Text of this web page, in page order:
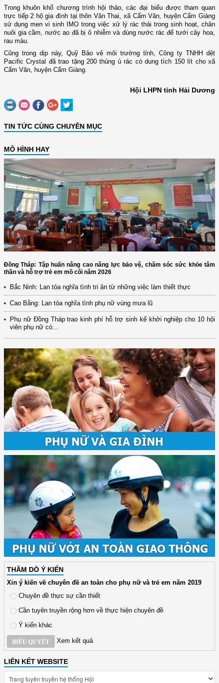
Trong khuôn khổ chương trình hội thảo, các đại biểu được tham quan
trực tiếp 2 hộ gia đình tại thôn Văn Thai, xã Cẩm Văn, huyện Cẩm Giàng
sử dụng men vi sinh IMO trong việc xử lý rác thải trong sinh hoạt, chăn
nuôi gia cầm, nước ao đã bị ô nhiễm và dùng nước rác để tưới cây hoa,
rau màu.
Cũng trong dịp này, Quỹ Bảo vệ môi trường tỉnh, Công ty TNHH dệt
Pacific Crystal đã trao tặng 200 thùng ủ rác có dung tích 150 lít cho xã
Cẩm Văn, huyện Cẩm Giàng.
Hội LHPN tỉnh Hải Dương
TIN TỨC CÙNG CHUYÊN MỤC
MÔ HÌNH HAY
Đồng Tháp: Tập huấn nâng cao năng lực bảo vệ, chăm sóc sức khỏe tâm
thần và hỗ trợ trẻ em mồ côi năm 2026
Bắc Ninh: Lan tỏa nghĩa tình tri ân từ những việc làm thiết thực
Cao Bằng: Lan tỏa nghĩa tình phụ nữ vùng mưa lũ
Phụ nữ Đồng Tháp trao kinh phí hỗ trợ sinh kế khởi nghiệp cho 10 hội
viên phụ nữ có...
THĂM DÒ Ý KIẾN
Xin ý kiến về chuyên đề an toàn cho phụ nữ và trẻ em năm 2019
Chuyên đề thực sự cần thiết
Cần tuyên truyền rộng hơn về thực hiện chuyên đề
Ý kiến khác
BIỂU QUYẾT Xem kết quả
LIÊN KẾT WEBSITE